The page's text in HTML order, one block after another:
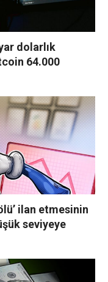
dolarlık
64.000
ilan etmesinin
seviyeye